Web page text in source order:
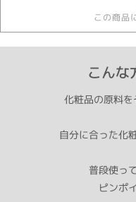
プラセンタとは、ほ乳動物の
やミネラル、ビタミン、その他
シアル酸を含む神秘の美容成分
●ＳＰＦ豚由来だから安心・安
われている日本で９％しか生
プラセンタエキスは、豚の中
この商品
こんな
化粧品の原料
自分に合った化
普段使っ
ピンポ